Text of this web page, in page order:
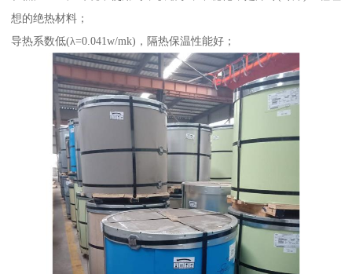
想的绝热材料；
导热系数低(λ=0.041w/mk)，隔热保温性能好；